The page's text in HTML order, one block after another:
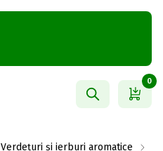
0
Verdețuri și ierburi aromatice